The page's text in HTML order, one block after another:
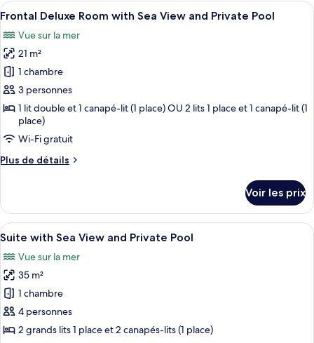
Sea
View
de
Frontal
Deluxe
Room
with
Sea
View
Afficher
toutes
les
photos
pour
ce
type
chambre :
Frontal
Deluxe
with
Sea
View
and
Private
Pool
Une chambre d’hôtel comprenant
12
Frontal Deluxe Room with Sea View and Private Pool
Vue sur la mer
21 m²
1 chambre
3 personnes
1 lit double et 1 canapé-lit (1 place) OU 2 lits 1 place et 1 canapé-lit (1
place)
Wi-Fi gratuit
Plus de détails
Plus
le
type
de
Frontal
Deluxe
Room
with
Sea
View
and
Voir les prix
Afficher
toutes
les
photos
pour
ce
type
Une chambre d’hôtel avec un lit, un
15
Suite with Sea View and Private Pool
Vue sur la mer
35 m²
1 chambre
4 personnes
2 grands lits 1 place et 2 canapés-lits (1 place)